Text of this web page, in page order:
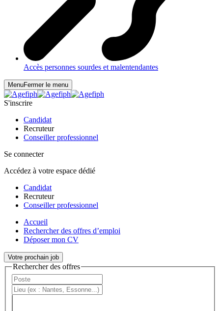
Accès personnes sourdes et malentendantes
MenuFermer le menu
S'inscrire
Candidat
Recruteur
Conseiller professionnel
Se connecter
Accédez à votre espace dédié
Candidat
Recruteur
Conseiller professionnel
Accueil
Rechercher des offres d’emploi
Déposer mon CV
Votre prochain job
Rechercher des offres